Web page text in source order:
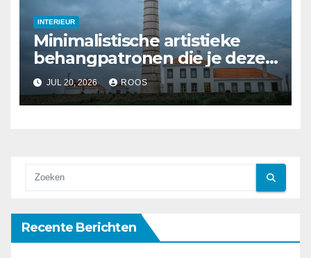
INTERIEUR
Minimalistische artistieke
behangpatronen die je deze
zomer kunt proberen
JUL 20, 2026 ROOS
Recente Berichten